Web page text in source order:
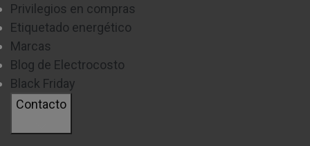
Privilegios en compras
Etiquetado energético
Marcas
Blog de Electrocosto
Black Friday
Contacto